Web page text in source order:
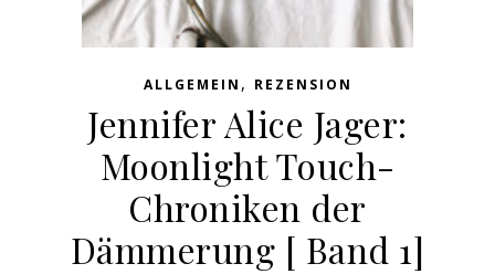
ALLGEMEIN , REZENSION
Jennifer Alice Jager:
Moonlight Touch-
Chroniken der
Dämmerung [ Band 1]